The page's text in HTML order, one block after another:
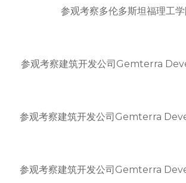
参观考察多伦多斯坦福理工
参观考察建筑开发公司Gemterra
参观考察建筑开发公司Gemterra
参观考察建筑开发公司Gemterra